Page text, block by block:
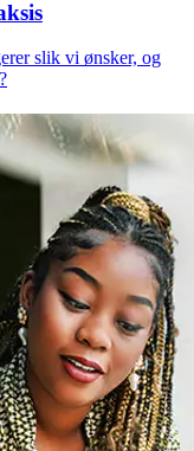
slik vi ønsker, og